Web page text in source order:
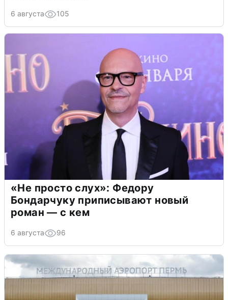
6 августа 105
«Не просто слух»: Федору
Бондарчуку приписывают новый
роман — с кем
6 августа 96